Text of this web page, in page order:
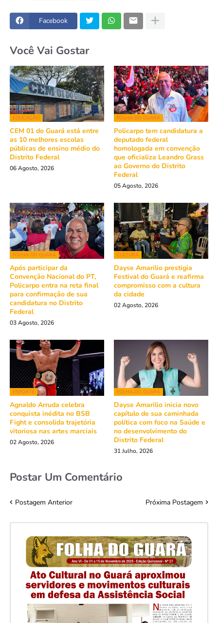
Facebook
Você Vai Gostar
EDUCAÇÃO
CEM 01 do Guará está entre
as 10 melhores escolas
públicas de ensino médio do
Distrito Federal
06 Agosto, 2026
FOLHA DO GUARÁ
Policarpo tem candidatura a
deputado federal
homologada em convenção
que oficializa Leandro Grass
ao Governo do Distrito
Federal
05 Agosto, 2026
FOLHA DO GUARÁ
Após participar da
Convenção Nacional do PT,
Policarpo entra na reta final
para confirmação de sua
candidatura no Distrito
Federal
03 Agosto, 2026
CULTURA
Dayse Amarilio prestigia
Festival do Guará e reafirma
compromisso com a cultura
da cidade
02 Agosto, 2026
ESPORTE
Agnaldo Arruda celebra
conquista inédita no BSB
Fight e consolida trajetória
vitoriosa nas artes marciais
02 Agosto, 2026
FOLHA DO GUARÁ
Dayse Amarilio inicia novo
capítulo de sua caminhada
política com foco na Saúde e
no desenvolvimento do
Distrito Federal
31 Julho, 2026
Postar Um Comentário
Postagem Anterior Próxima Postagem